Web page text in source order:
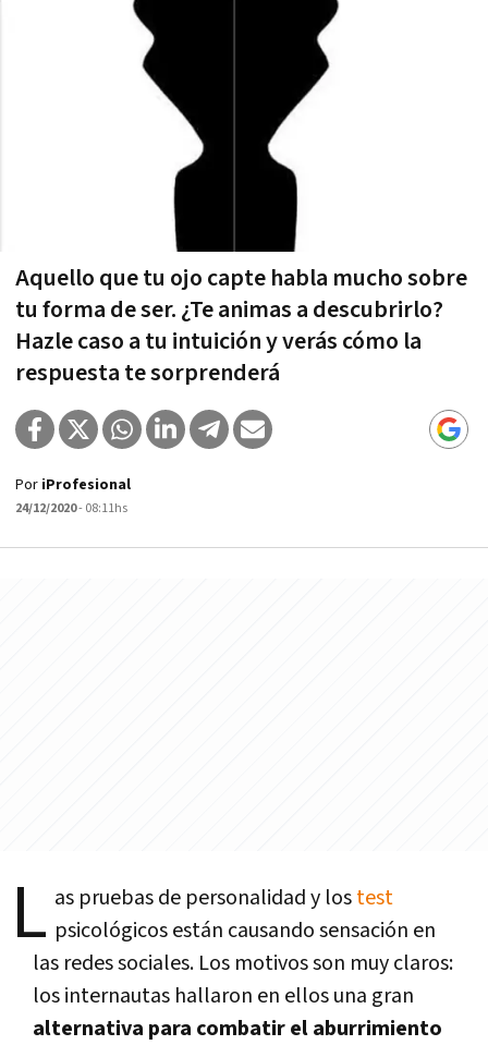
Aquello que tu ojo capte habla mucho sobre
tu forma de ser. ¿Te animas a descubrirlo?
Hazle caso a tu intuición y verás cómo la
respuesta te sorprenderá
Por iProfesional
24/12/2020- 08:11hs
L as pruebas de personalidad y lostest
psicológicos están causando sensación en
las redes sociales. Los motivos son muy claros:
los internautas hallaron en ellos una gran
alternativa para combatir el aburrimiento